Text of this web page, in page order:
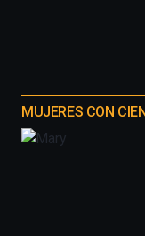
MUJERES CON